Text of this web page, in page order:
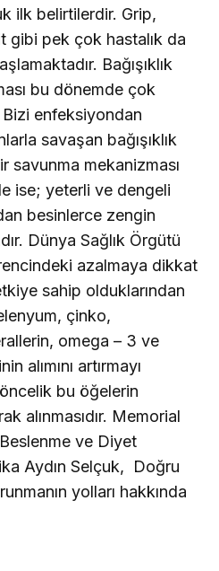
ilk belirtilerdir. Grip,
gibi pek çok hastalık da
Bağışıklık
bu dönemde çok
enfeksiyondan
savaşan bağışıklık
savunma mekanizması
ise; yeterli ve dengeli
besinlerce zengin
Dünya Sağlık Örgütü
azalmaya dikkat
sahip olduklarından
çinko,
omega – 3 ve
alımını artırmayı
bu öğelerin
alınmasıdır. Memorial
ve Diyet
Aydın Selçuk, Doğru
yolları hakkında